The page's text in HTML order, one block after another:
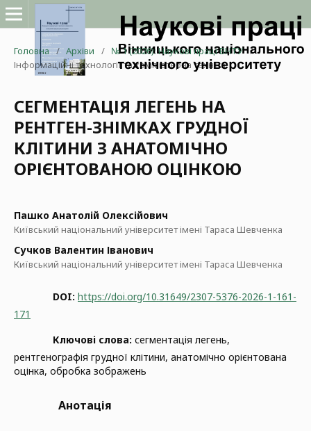
Головна / Архіви / № 1 (2026): Наукові праці ВНТУ /
Інформаційні технології та комп'ютерна техніка
СЕГМЕНТАЦІЯ ЛЕГЕНЬ НА
РЕНТГЕН-ЗНІМКАХ ГРУДНОЇ
КЛІТИНИ З АНАТОМІЧНО
ОРІЄНТОВАНОЮ ОЦІНКОЮ
Пашко Анатолій Олексійович
Київський національний університет імені Тараса Шевченка
Сучков Валентин Іванович
Київський національний університет імені Тараса Шевченка
DOI: https://doi.org/10.31649/2307-5376-2026-1-161-
171
Ключові слова: сегментація легень,
рентгенографія грудної клітини, анатомічно орієнтована
оцінка, обробка зображень
Анотація